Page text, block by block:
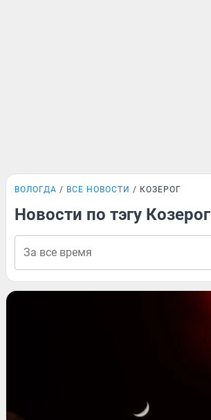
ВОЛОГДА ВСЕ НОВОСТИ КОЗЕРОГ
Новости по тэгу Козерог